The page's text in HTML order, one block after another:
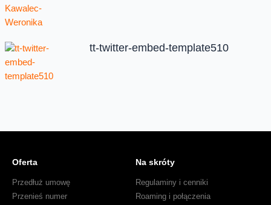
tt-twitter-embed-template510
Oferta
Przedłuż umowę
Przenieś numer
Na skróty
Regulaminy i cenniki
Roaming i połączenia